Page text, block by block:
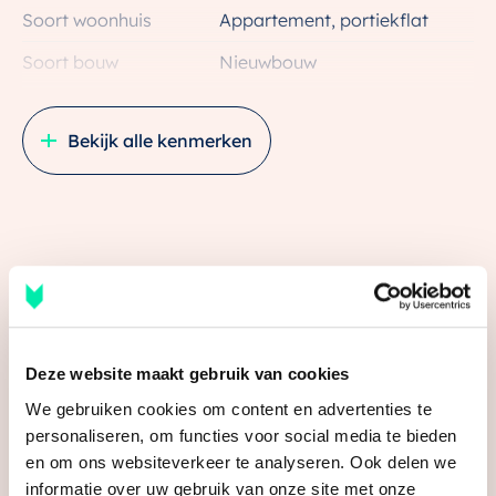
Deze website maakt gebruik van cookies
We gebruiken cookies om content en advertenties te
personaliseren, om functies voor social media te bieden
en om ons websiteverkeer te analyseren. Ook delen we
informatie over uw gebruik van onze site met onze
een open indeling waarbij je tweede slaapkamer met
een schuifwand af te sluiten is.
Indeling: Badkamer, separaat toilet, woonkamer met
open keuken en handige berging inclusief
wasmachine-aansluiting. De verkoopprijs is exclusief
– Lage energiekosten
– Eigen berging
– Separaat toilet
– Optioneel een extra ruime woonkamer i.p.v. 2e
Het plan
Het bestaande gebouw maakt plaats voor een solide
Soort woonhuis
Appartement, portiekflat
Soort bouw
Nieuwbouw
Bouwjaar
2025
Ligging
In centrum
Inhoud
154 m³
Indeling
Aantal kamers
2 kamers (1 slaapkamer)
Aantal badkamers
1 badkamer
Bekijk alle kenmerken
Media